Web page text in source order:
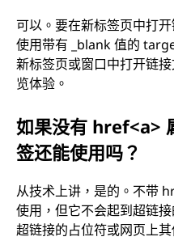
可以。要在新标签页中打
使用带有 _blank 值的
新标签页或窗口中打开链
览体验。
如果没有 href<a>
签还能使用吗？
从技术上讲，是的。不带
使用，但它不会起到超链
超链接的占位符或网页上